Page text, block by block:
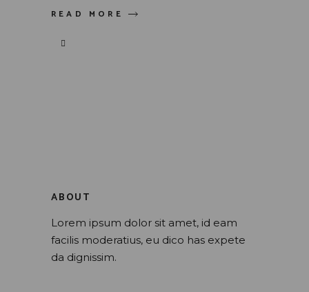
READ MORE
ABOUT
Lorem ipsum dolor sit amet, id eam
facilis moderatius, eu dico has expete
da dignissim.